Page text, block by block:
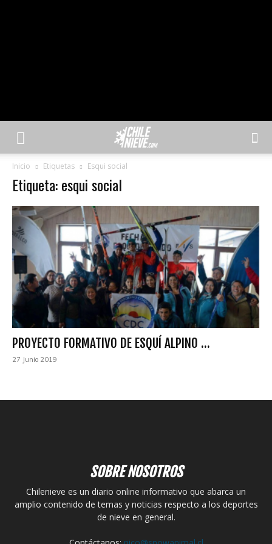
Inicio Etiquetas Esqui social
Etiqueta: esqui social
PROYECTO FORMATIVO DE ESQUÍ ALPINO ...
27 Junio 2019
SOBRE NOSOTROS
Chilenieve es un diario online informativo que abarca un
amplio contenido de temas y noticias respecto a los deportes
de nieve en general.